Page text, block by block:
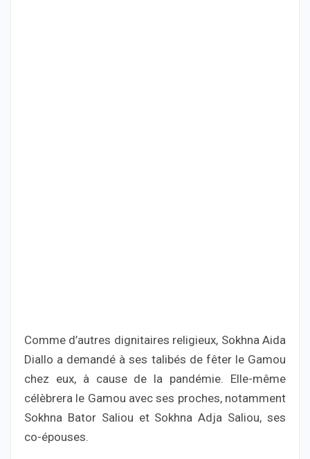
Comme d’autres dignitaires religieux, Sokhna Aida
Diallo a demandé à ses talibés de fêter le Gamou
chez eux, à cause de la pandémie. Elle-même
célèbrera le Gamou avec ses proches, notamment
Sokhna Bator Saliou et Sokhna Adja Saliou, ses
co-épouses.